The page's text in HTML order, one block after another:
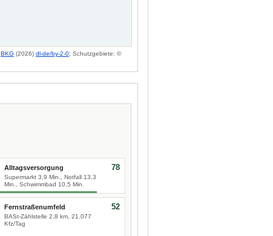
BKG (2026) dl-de/by-2-0; Schutzgebiete: ©
Alltagsversorgung
Supermarkt 3,9 Min., Notfall 13,3
Min., Schwimmbad 10,5 Min.
78
Fernstraßenumfeld
BASt-Zählstelle 2,8 km, 21.077
Kfz/Tag
52